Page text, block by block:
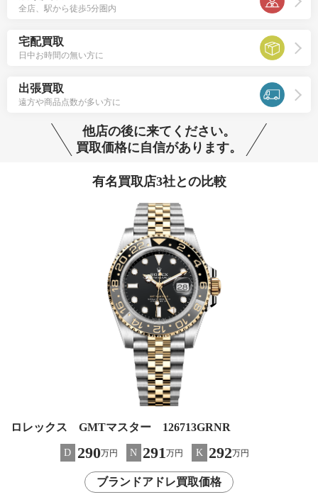
全店、駅から徒歩5分圏内
宅配買取
日中お時間の無い方に
出張買取
遠方や商品点数が多い方に
他店の後に来てください。
買取価格に自信があります。
有名買取店3社との比較
ロレックス GMTマスター 126713GRNR
D 290万円 N 291万円 K 292万円
ブランドアドレ買取価格